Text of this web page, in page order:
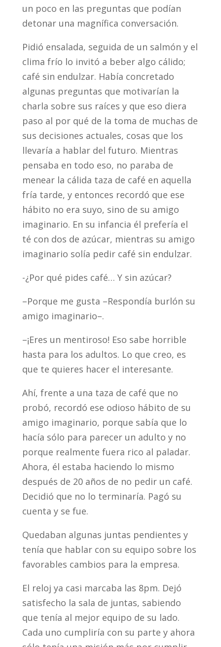
un poco en las preguntas que podían
detonar una magnífica conversación.
Pidió ensalada, seguida de un salmón y el
clima frío lo invitó a beber algo cálido;
café sin endulzar. Había concretado
algunas preguntas que motivarían la
charla sobre sus raíces y que eso diera
paso al por qué de la toma de muchas de
sus decisiones actuales, cosas que los
llevaría a hablar del futuro. Mientras
pensaba en todo eso, no paraba de
menear la cálida taza de café en aquella
fría tarde, y entonces recordó que ese
hábito no era suyo, sino de su amigo
imaginario. En su infancia él prefería el
té con dos de azúcar, mientras su amigo
imaginario solía pedir café sin endulzar.
-¿Por qué pides café… Y sin azúcar?
–Porque me gusta –Respondía burlón su
amigo imaginario–.
–¡Eres un mentiroso! Eso sabe horrible
hasta para los adultos. Lo que creo, es
que te quieres hacer el interesante.
Ahí, frente a una taza de café que no
probó, recordó ese odioso hábito de su
amigo imaginario, porque sabía que lo
hacía sólo para parecer un adulto y no
porque realmente fuera rico al paladar.
Ahora, él estaba haciendo lo mismo
después de 20 años de no pedir un café.
Decidió que no lo terminaría. Pagó su
cuenta y se fue.
Quedaban algunas juntas pendientes y
tenía que hablar con su equipo sobre los
favorables cambios para la empresa.
El reloj ya casi marcaba las 8pm. Dejó
satisfecho la sala de juntas, sabiendo
que tenía al mejor equipo de su lado.
Cada uno cumpliría con su parte y ahora